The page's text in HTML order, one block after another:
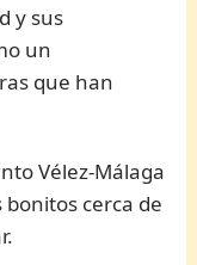
y sus
un
que han
Vélez-Málaga
cerca de